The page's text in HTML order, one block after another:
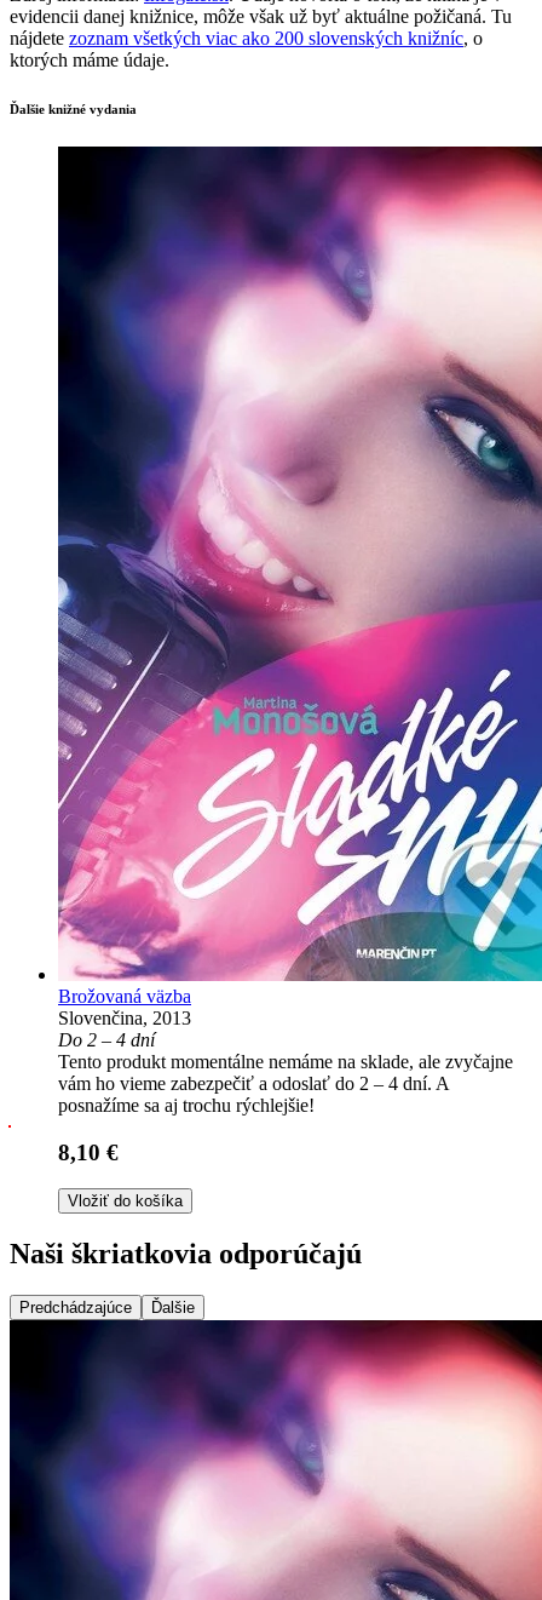
evidencii danej knižnice, môže však už byť aktuálne požičaná. Tu
nájdete zoznam všetkých viac ako 200 slovenských knižníc, o
ktorých máme údaje.
Ďalšie knižné vydania
Brožovaná väzba
Slovenčina, 2013
Do 2 – 4 dní
Tento produkt momentálne nemáme na sklade, ale zvyčajne
vám ho vieme zabezpečiť a odoslať do 2 – 4 dní. A
posnažíme sa aj trochu rýchlejšie!
8,10 €
Vložiť do košíka
Naši škriatkovia odporúčajú
Predchádzajúce Ďalšie